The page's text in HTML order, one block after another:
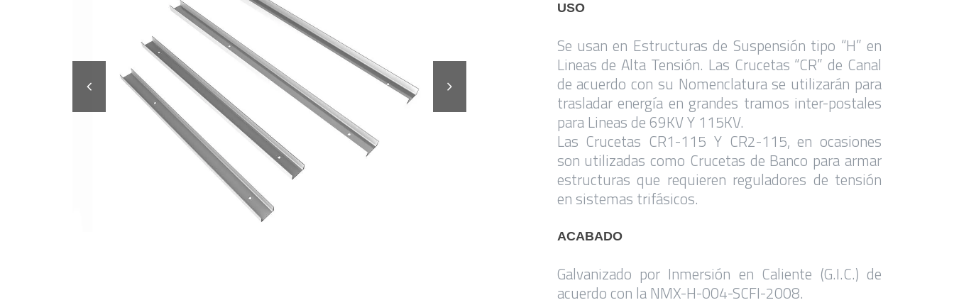
USO
Se usan en Estructuras de Suspensión tipo “H” en
Lineas de Alta Tensión. Las Crucetas “CR” de Canal
de acuerdo con su Nomenclatura se utilizarán para
trasladar energía en grandes tramos inter-postales
para Lineas de 69KV Y 115KV.
Las Crucetas CR1-115 Y CR2-115, en ocasiones
son utilizadas como Crucetas de Banco para armar
estructuras que requieren reguladores de tensión
en sistemas trifásicos.
ACABADO
Galvanizado por Inmersión en Caliente (G.I.C.) de
acuerdo con la NMX-H-004-SCFI-2008.